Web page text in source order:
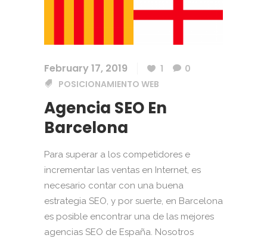
February 17, 2019 1
0
POSICIONAMIENTO WEB
Agencia SEO En
Barcelona
Para superar a los competidores e
incrementar las ventas en Internet, es
necesario contar con una buena
estrategia SEO, y por suerte, en Barcelona
es posible encontrar una de las mejores
agencias SEO de España. Nosotros